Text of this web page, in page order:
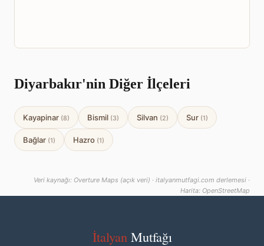
Diyarbakır'nin Diğer İlçeleri
Kayapinar (8) Bismil (3) Silvan (2) Sur (1)
Bağlar (1) Hazro (1)
Veri kaynağı: Overture Maps (açık veri) · italyanmutfagi.com derlemesi ·
Harita: OpenStreetMap
İtalyan Mutfağı